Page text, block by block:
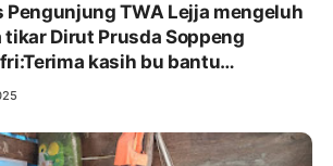
Pengunjung TWA Lejja mengeluh
Dirut Prusda Soppeng
kasih bu bantu